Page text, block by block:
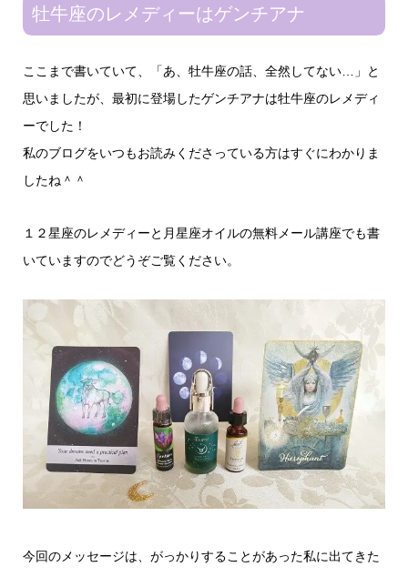
牡牛座のレメディーはゲンチアナ
ここまで書いていて、「あ、牡牛座の話、全然してない…」と
思いましたが、最初に登場したゲンチアナは牡牛座のレメディ
ーでした！
私のブログをいつもお読みくださっている方はすぐにわかりま
したね＾＾
１２星座のレメディーと月星座オイルの無料メール講座でも書
いていますのでどうぞご覧ください。
今回のメッセージは、がっかりすることがあった私に出てきた